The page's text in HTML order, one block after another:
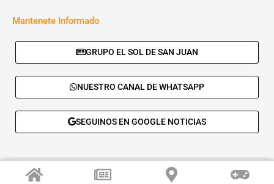
Mantenete Informado
GRUPO EL SOL DE SAN JUAN
NUESTRO CANAL DE WHATSAPP
SEGUINOS EN GOOGLE NOTICIAS
© 2026 - El Sol de San Juan. Todos los derechos reservados. |